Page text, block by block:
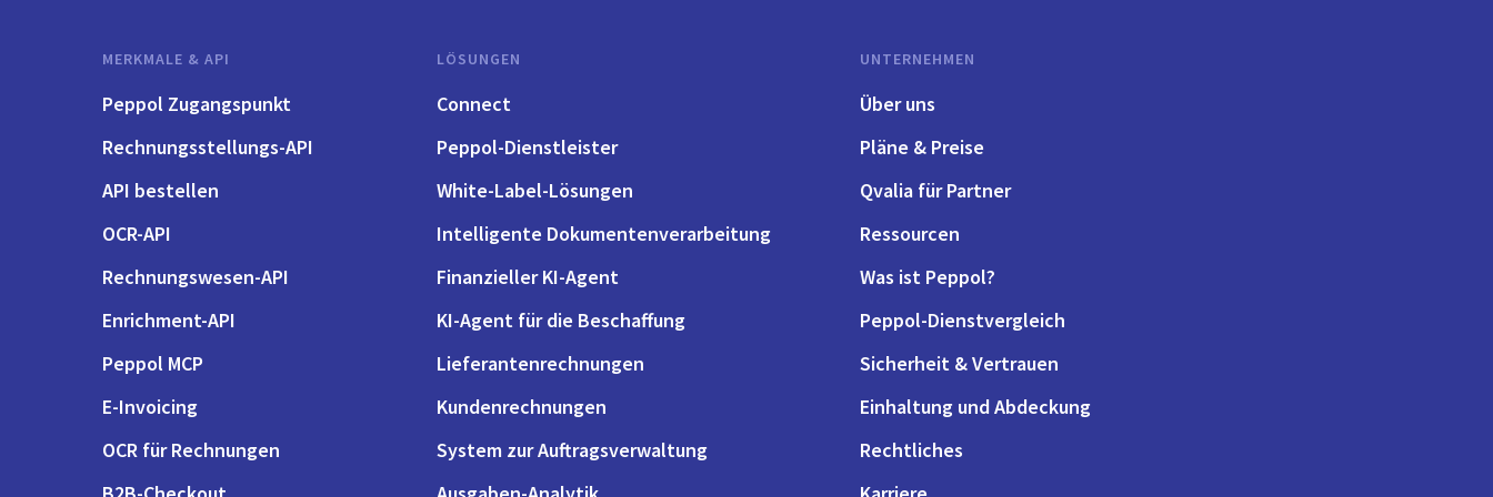
MERKMALE & API
Peppol Zugangspunkt
Rechnungsstellungs-API
API bestellen
OCR-API
Rechnungswesen-API
Enrichment-API
Peppol MCP
E-Invoicing
OCR für Rechnungen
LÖSUNGEN
Connect
Peppol-Dienstleister
White-Label-Lösungen
Intelligente Dokumentenverarbeitung
Finanzieller KI-Agent
KI-Agent für die Beschaffung
Lieferantenrechnungen
Kundenrechnungen
System zur Auftragsverwaltung
UNTERNEHMEN
Über uns
Pläne & Preise
Qvalia für Partner
Ressourcen
Was ist Peppol?
Peppol-Dienstvergleich
Sicherheit & Vertrauen
Einhaltung und Abdeckung
Rechtliches